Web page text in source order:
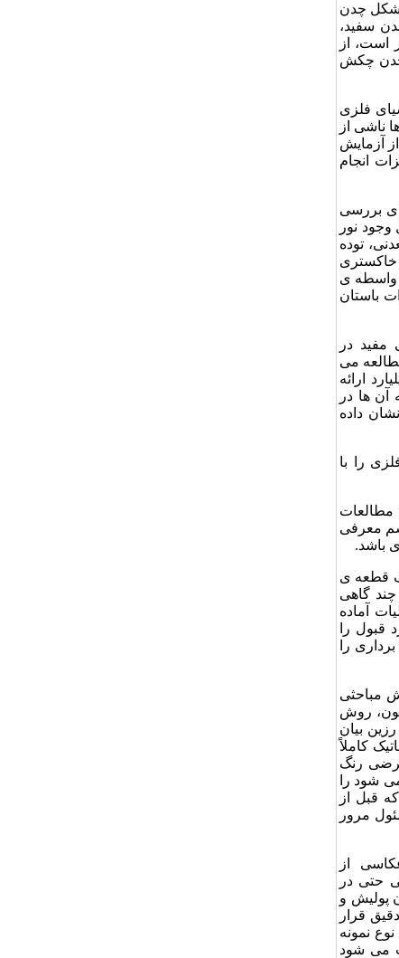
شکل چدن
سفید،
است، از
چدن چکش‌
فلزی
ناشی از
آزمایش
انجام
بررسی
نور
توده
خاکستری
واسطه ی
باستان
مفید در
می
ارائه
آن ها در
داده
را با
معرفی
باشد.
قطعه ی
گاهی
آماده
قبول را
را
مباحثی
روش
بیان
کاملاً
رنگ
شود را
قبل از
مرور
از
حتی در
پولیش و
قرار
نمونه
می شود